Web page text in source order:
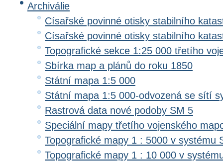
Archiválie
Císařské povinné otisky stabilního
Císařské povinné otisky stabilního
Topografické sekce 1:25 000 třetího
Sbírka map a plánů do roku 1850
Státní mapa 1:5 000
Státní mapa 1:5 000-odvozená se sítí
Rastrová data nové podoby SM 5
Speciální mapy třetího vojenského
Topografické mapy 1 : 5000 v systému
Topografické mapy 1 : 10 000 v